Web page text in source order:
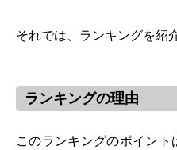
それでは、ランキングを紹
ランキングの理由
このランキングのポイント